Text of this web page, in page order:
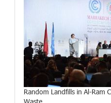
Random Landfills in Al-Ram